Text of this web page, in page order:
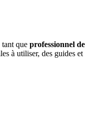
que professionnel de
à utiliser, des guides et